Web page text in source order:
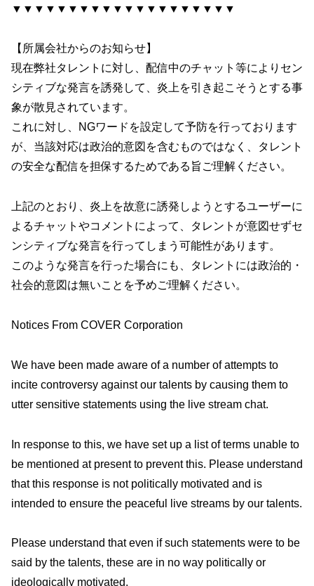
▼▼▼▼▼▼▼▼▼▼▼▼▼▼▼▼▼▼▼▼
【所属会社からのお知らせ】
現在弊社タレントに対し、配信中のチャット等によりセン
シティブな発言を誘発して、炎上を引き起こそうとする事
象が散見されています。
これに対し、NGワードを設定して予防を行っております
が、当該対応は政治的意図を含むものではなく、タレント
の安全な配信を担保するためである旨ご理解ください。
上記のとおり、炎上を故意に誘発しようとするユーザーに
よるチャットやコメントによって、タレントが意図せずセ
ンシティブな発言を行ってしまう可能性があります。
このような発言を行った場合にも、タレントには政治的・
社会的意図は無いことを予めご理解ください。
Notices From COVER Corporation
We have been made aware of a number of attempts to
incite controversy against our talents by causing them to
utter sensitive statements using the live stream chat.
In response to this, we have set up a list of terms unable to
be mentioned at present to prevent this. Please understand
that this response is not politically motivated and is
intended to ensure the peaceful live streams by our talents.
Please understand that even if such statements were to be
said by the talents, these are in no way politically or
ideologically motivated.